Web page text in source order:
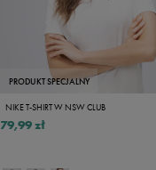
PRODUKT SPECJALNY
NIKE T-SHIRT W NSW CLUB
79,99 zł